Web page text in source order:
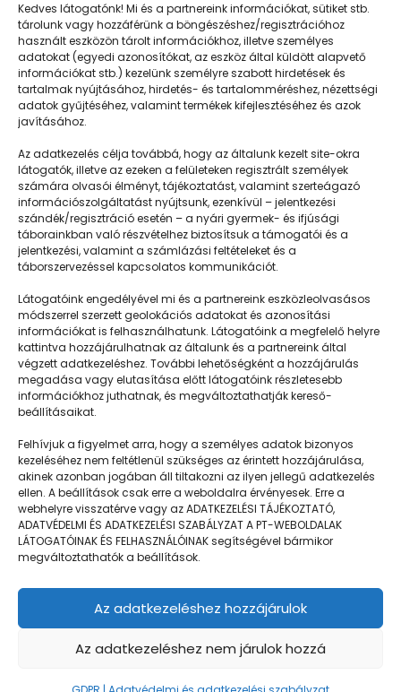
Kedves látogatónk! Mi és a partnereink információkat, sütiket stb.
tárolunk vagy hozzáférünk a böngészéshez/regisztrációhoz
használt eszközön tárolt információkhoz, illetve személyes
adatokat (egyedi azonosítókat, az eszköz által küldött alapvető
információkat stb.) kezelünk személyre szabott hirdetések és
tartalmak nyújtásához, hirdetés- és tartalomméréshez, nézettségi
adatok gyűjtéséhez, valamint termékek kifejlesztéséhez és azok
javításához.
Az adatkezelés célja továbbá, hogy az általunk kezelt site-okra
látogatók, illetve az ezeken a felületeken regisztrált személyek
számára olvasói élményt, tájékoztatást, valamint szerteágazó
információszolgáltatást nyújtsunk, ezenkívül – jelentkezési
szándék/regisztráció esetén – a nyári gyermek- és ifjúsági
táborainkban való részvételhez biztosítsuk a támogatói és a
jelentkezési, valamint a számlázási feltételeket és a
táborszervezéssel kapcsolatos kommunikációt.
Látogatóink engedélyével mi és a partnereink eszközleolvasásos
módszerrel szerzett geolokációs adatokat és azonosítási
információkat is felhasználhatunk. Látogatóink a megfelelő helyre
kattintva hozzájárulhatnak az általunk és a partnereink által
végzett adatkezeléshez. További lehetőségként a hozzájárulás
megadása vagy elutasítása előtt látogatóink részletesebb
információkhoz juthatnak, és megváltoztathatják kereső-
beállításaikat.
Felhívjuk a figyelmet arra, hogy a személyes adatok bizonyos
kezeléséhez nem feltétlenül szükséges az érintett hozzájárulása,
akinek azonban jogában áll tiltakozni az ilyen jellegű adatkezelés
ellen. A beállítások csak erre a weboldalra érvényesek. Erre a
webhelyre visszatérve vagy az ADATKEZELÉSI TÁJÉKOZTATÓ,
ADATVÉDELMI ÉS ADATKEZELÉSI SZABÁLYZAT A PT-WEBOLDALAK
LÁTOGATÓINAK ÉS FELHASZNÁLÓINAK segítségével bármikor
megváltoztathatók a beállítások.
Az adatkezeléshez hozzájárulok
Az adatkezeléshez nem járulok hozzá
Kagylógyűjtés 2.
Napközisgyerektábor.hu
Navigáció
Táboringer
Egyveleg
GDPR | Adatvédelmi és adatkezelési szabályzat